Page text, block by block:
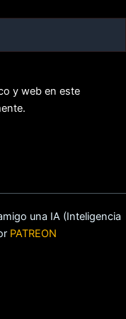
y web en este
una IA (Inteligencia
PATREON